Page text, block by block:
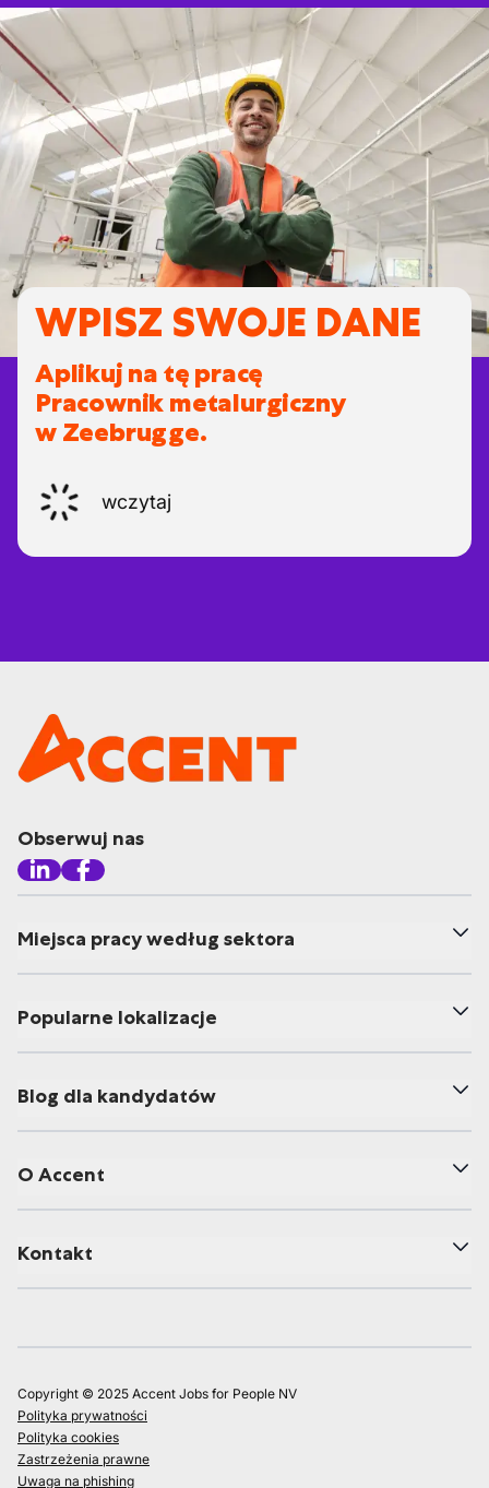
WPISZ SWOJE DANE
Aplikuj na tę pracę
Pracownik metalurgiczny
w Zeebrugge.
wczytaj
Obserwuj nas
Miejsca pracy według sektora
Popularne lokalizacje
Blog dla kandydatów
O Accent
Kontakt
Copyright © 2025 Accent Jobs for People NV
Polityka prywatności
Polityka cookies
Zastrzeżenia prawne
Uwaga na phishing